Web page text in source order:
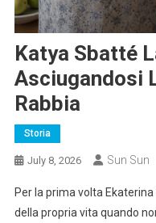
Katya Sbatté
Asciugandosi
Rabbia
Storia
July 8, 2026 Sun Sun
Per la prima volta
della propria vita quando